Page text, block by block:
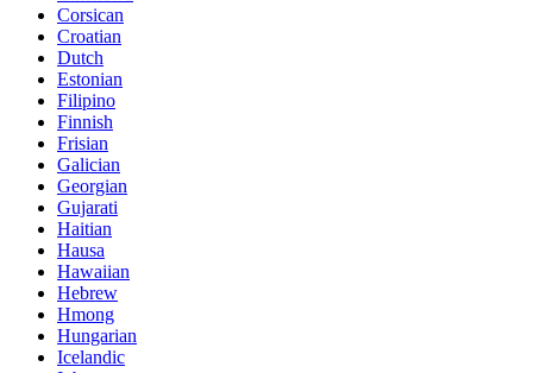
Corsican
Croatian
Dutch
Estonian
Filipino
Finnish
Frisian
Galician
Georgian
Gujarati
Haitian
Hausa
Hawaiian
Hebrew
Hmong
Hungarian
Icelandic